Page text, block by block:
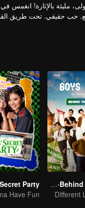
مليئة بالإثارة!
حب حقيقي. تحت طريق
Boys Lost in Thailand·Behind the Scene
Different